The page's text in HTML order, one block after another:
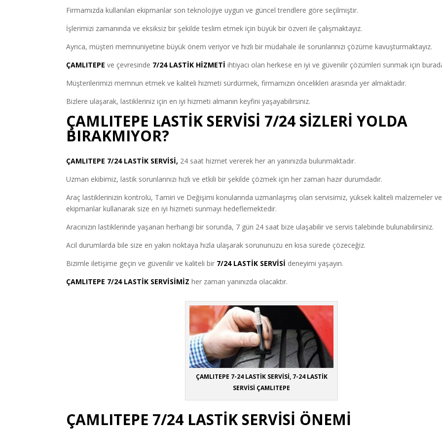
Firmamızda kullanılan ekipmanlar son teknolojiye uygun ve güncel trendlere göre seçilmiştir.
İşlerimizi zamanında ve eksiksiz bir şekilde teslim etmek için büyük bir özveri ile çalışmaktayız.
Ayrıca, müşteri memnuniyetine büyük önem veriyor ve hızlı bir müdahale ile sorunlarınızı çözüme kavuşturmaktayız.
ÇAMLITEPE ve çevresinde 7/24 LASTİK HİZMETİ ihtiyacı olan herkese en iyi ve güvenilir çözümleri sunmak için
Müşterilerimizi memnun etmek ve kaliteli hizmeti sürdürmek, firmamızın öncelikleri arasında yer almaktadır.
Bizlere ulaşarak, lastikleriniz için en iyi hizmeti almanın keyfini yaşayabilirsiniz.
ÇAMLITEPE LASTİK SERVİSİ 7/24 SİZLERİ YOLDA
BIRAKMIYOR?
ÇAMLITEPE 7/24 LASTİK SERVİSİ, 24 saat hizmet vererek her an yanınızda bulunmaktadır.
Uzman ekibimiz, lastik sorunlarınızı hızlı ve etkili bir şekilde çözmek için her zaman hazır durumdadır.
Araç lastiklerinizin kontrolü, Tamiri ve Değişimi konularında uzmanlaşmış olan servisimiz, yüksek kaliteli malzemeler ve
ekipmanlar kullanarak size en iyi hizmeti sunmayı hedeflemektedir.
Aracınızın lastiklerinde yaşanan herhangi bir sorunda, 7 gün 24 saat bize ulaşabilir ve servis talebinde bulunabilirsiniz.
Acil durumlarda bile size en yakın noktaya hızla ulaşarak sorununuzu en kısa sürede çözeceğiz.
Bizimle iletişime geçin ve güvenilir ve kaliteli bir 7/24 LASTİK SERVİSİ deneyimi yaşayın.
ÇAMLITEPE 7/24 LASTİK SERVİSİMİZ her zaman yanınızda olacaktır.
ÇAMLITEPE 7-24 LASTİK SERVİSİ, 7-24 LASTİK
SERVİSİ ÇAMLITEPE
ÇAMLITEPE 7/24 LASTİK SERVİSİ ÖNEMİ